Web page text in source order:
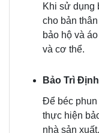
Khi sử dụng
cho bản
bảo hộ và
và cơ thể.
Bảo Trì
Để béc phun
thực hiện
nhà sản xuất.